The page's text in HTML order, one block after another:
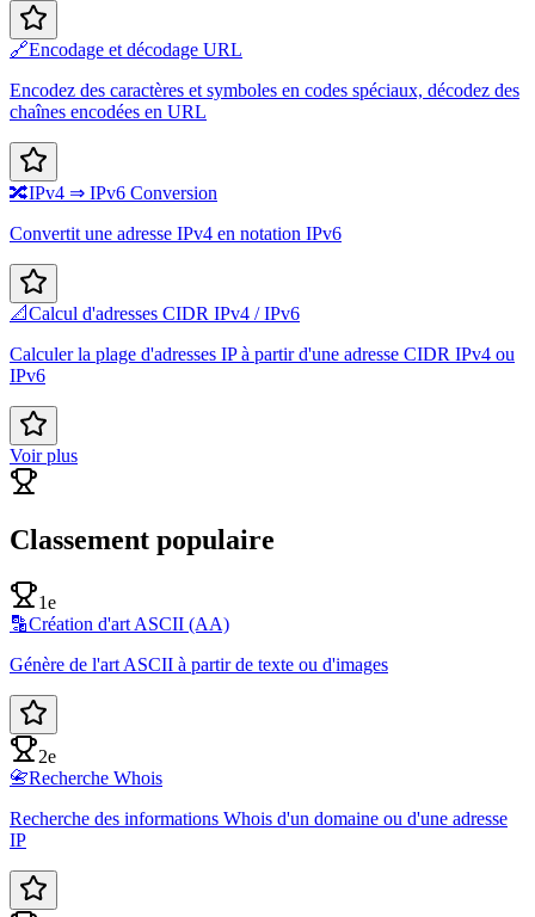
🔗Encodage et décodage URL
Encodez des caractères et symboles en codes spéciaux, décodez des
chaînes encodées en URL
🔀IPv4 ⇒ IPv6 Conversion
Convertit une adresse IPv4 en notation IPv6
📐Calcul d'adresses CIDR IPv4 / IPv6
Calculer la plage d'adresses IP à partir d'une adresse CIDR IPv4 ou
IPv6
Voir plus
Classement populaire
1e
🔡Création d'art ASCII (AA)
Génère de l'art ASCII à partir de texte ou d'images
2e
📇Recherche Whois
Recherche des informations Whois d'un domaine ou d'une adresse
IP